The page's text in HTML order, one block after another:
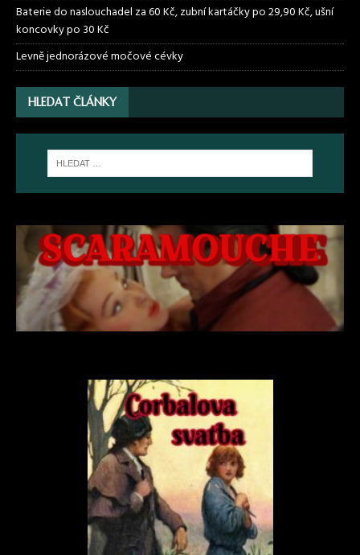
Baterie do naslouchadel za 60 Kč, zubní kartáčky po 29,90 Kč, ušní
koncovky po 30 Kč
Levně jednorázové močové cévky
HLEDAT ČLÁNKY